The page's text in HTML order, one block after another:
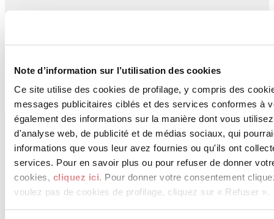
Note d’information sur l’utilisation des cookies
Ce site utilise des cookies de profilage, y compris des
messages publicitaires ciblés et des services conformes à
également des informations sur la manière dont vous
d'analyse web, de publicité et de médias sociaux, qui
informations que vous leur avez fournies ou qu'ils ont
services. Pour en savoir plus ou pour refuser de donner
cookies, cliquez ici. Pour donner votre consentement
voulez pas de cookies de profilage, cliquez sur « Refuser ».
CERAMICHE KEOPE - CERAMICHE ATLAS
CONCORDE S.p.A.
Via Canale 65
CASALGRANDE, 42013
Reggio Emilia
Tèl. 0522 997 511